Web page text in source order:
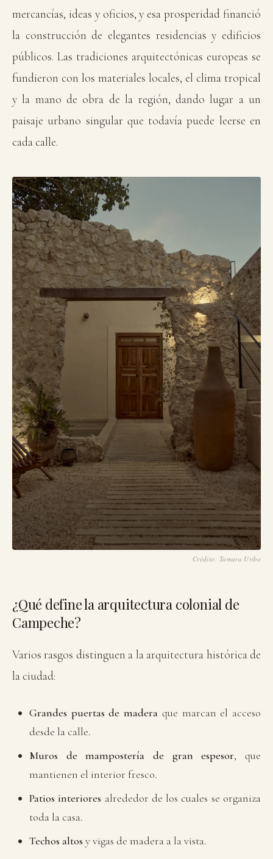
mercancías, ideas y oficios, y esa prosperidad financió
la construcción de elegantes residencias y edificios
públicos. Las tradiciones arquitectónicas europeas se
fundieron con los materiales locales, el clima tropical
y la mano de obra de la región, dando lugar a un
paisaje urbano singular que todavía puede leerse en
cada calle.
Crédito: Tamara Uribe
¿Qué define la arquitectura colonial de
Campeche?
Varios rasgos distinguen a la arquitectura histórica de
la ciudad:
Grandes puertas de madera que marcan el acceso
desde la calle.
Muros de mampostería de gran espesor, que
mantienen el interior fresco.
Patios interiores alrededor de los cuales se organiza
toda la casa.
Techos altos y vigas de madera a la vista.